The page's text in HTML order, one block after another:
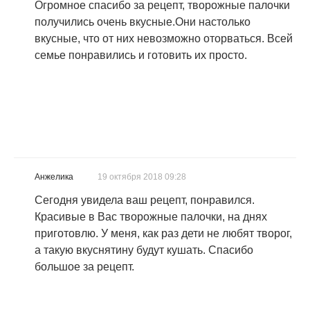
Огромное спасибо за рецепт, творожные палочки
получились очень вкусные.Они настолько
вкусные, что от них невозможно оторваться. Всей
семье понравились и готовить их просто.
Анжелика 19 октября 2018 09:28
Сегодня увидела ваш рецепт, понравился.
Красивые в Вас творожные палочки, на днях
приготовлю. У меня, как раз дети не любят творог,
а такую вкуснятину будут кушать. Спасибо
большое за рецепт.